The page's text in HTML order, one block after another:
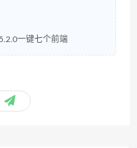
一键七个前端